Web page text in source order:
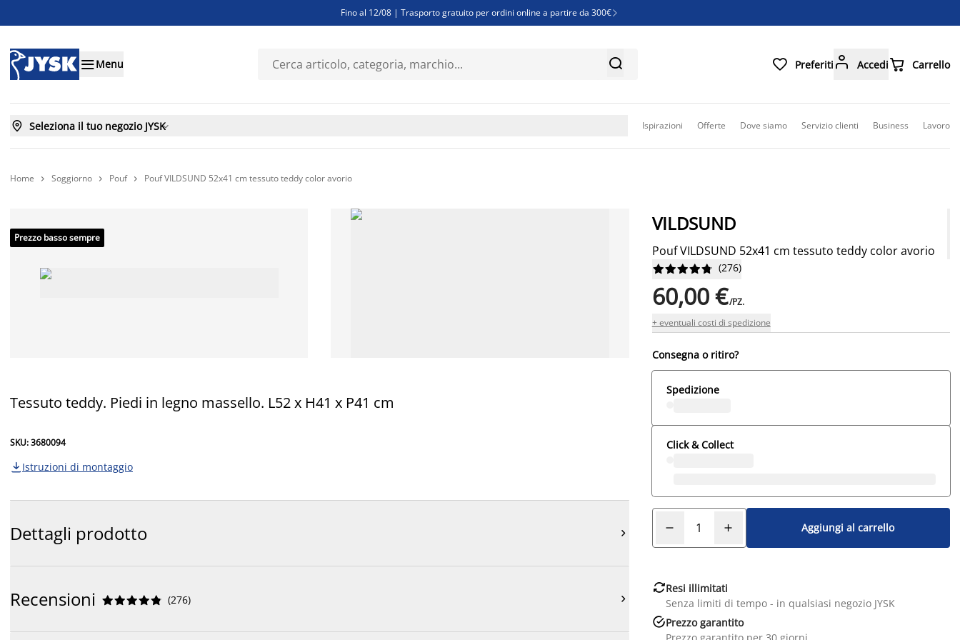
Fino al 12/08 | Trasporto gratuito per ordini online a partire da 300€ 
Finanziamenti - Scegli il piano di rimborso più adatto a te
Menu   Preferiti  Accedi Carrello
 Seleziona il tuo negozio JYSK Ispirazioni Offerte Dove siamo Servizio clienti Business Lavoro
Home  Soggiorno  Pouf  Pouf VILDSUND 52x41 cm tessuto teddy color avorio
Prezzo basso sempre
Tessuto teddy. Piedi in legno massello. L52 x H41 x P41 cm
SKU: 3680094
 Istruzioni di montaggio
Dettagli prodotto 
Recensioni 




 (276) 
VILDSUND
Pouf VILDSUND 52x41 cm tessuto teddy color avorio





 (276)
60,00 €/PZ.
+ eventuali costi di spedizione
Consegna o ritiro?
Spedizione
Click & Collect
Aggiungi al carrello
Resi illimitati
Senza limiti di tempo - in qualsiasi negozio JYSK
Prezzo garantito
Prezzo garantito per 30 giorni